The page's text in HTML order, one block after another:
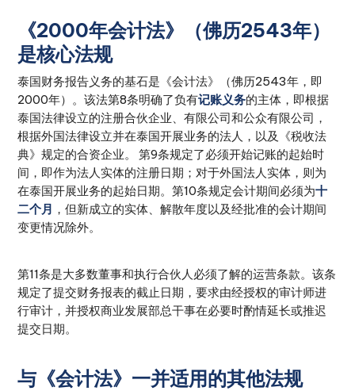
《2000年会计法》（佛历2543年）
是核心法规
泰国财务报告义务的基石是《会计法》（佛历2543年，即
2000年）。该法第8条明确了负有记账义务的主体，即根据
泰国法律设立的注册合伙企业、有限公司和公众有限公司，
根据外国法律设立并在泰国开展业务的法人，以及《税收法
典》规定的合资企业。 第9条规定了必须开始记账的起始时
间，即作为法人实体的注册日期；对于外国法人实体，则为
在泰国开展业务的起始日期。第10条规定会计期间必须为十
二个月 ，但新成立的实体、解散年度以及经批准的会计期间
变更情况除外。
第11条是大多数董事和执行合伙人必须了解的运营条款。该条
规定了提交财务报表的截止日期，要求由经授权的审计师进
行审计，并授权商业发展部总干事在必要时酌情延长或推迟
提交日期。
与《会计法》一并适用的其他法规